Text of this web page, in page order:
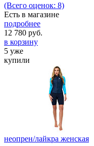
(Всего оценок: 8)
Есть в магазине
подробнее
12 780 руб.
в корзину
5 уже
купили
неопрен/лайкра женская